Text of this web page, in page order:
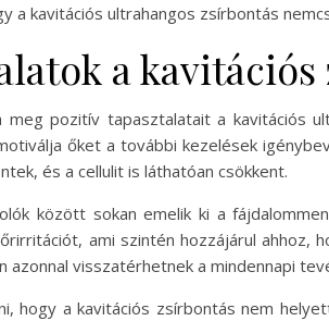
a kavitációs ultrahangos zsírbontás
a
meg pozitív tapasztalatait a kavitációs
őket a további kezelések
és a cellulit is láthatóan csökkent.
között sokan emelik ki a
ami szintén hozzájárul ahhoz,
azonnal visszatérhetnek a mindennapi
hogy a kavitációs zsírbontás nem